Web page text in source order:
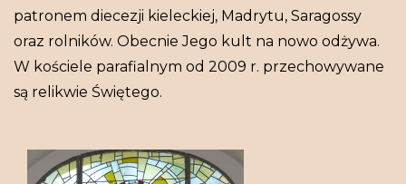
patronem diecezji kieleckiej, Madrytu, Saragossy
oraz rolników. Obecnie Jego kult na nowo odżywa.
W kościele parafialnym od 2009 r. przechowywane
są relikwie Świętego.